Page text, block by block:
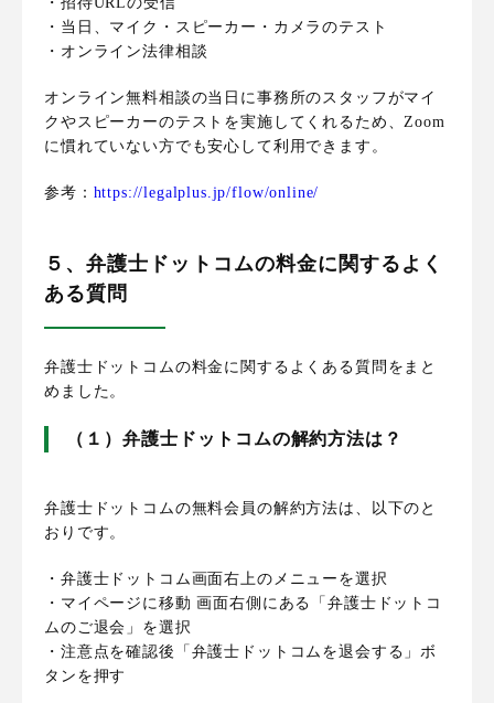
・当日、マイク・スピーカー・カメラのテスト
・オンライン法律相談
オンライン無料相談の当日に事務所のスタッフがマイ
クやスピーカーのテストを実施してくれるため、Zoom
に慣れていない方でも安心して利用できます。
参考： https://legalplus.jp/flow/online/
５、弁護士ドットコムの料金に関するよく
ある質問
弁護士ドットコムの料金に関するよくある質問をまと
めました。
（１）弁護士ドットコムの解約方法は？
弁護士ドットコムの無料会員の解約方法は、以下のと
おりです。
・弁護士ドットコム画面右上のメニューを選択
・マイページに移動 画面右側にある「弁護士ドットコ
ムのご退会」を選択
・注意点を確認後「弁護士ドットコムを退会する」ボ
タンを押す